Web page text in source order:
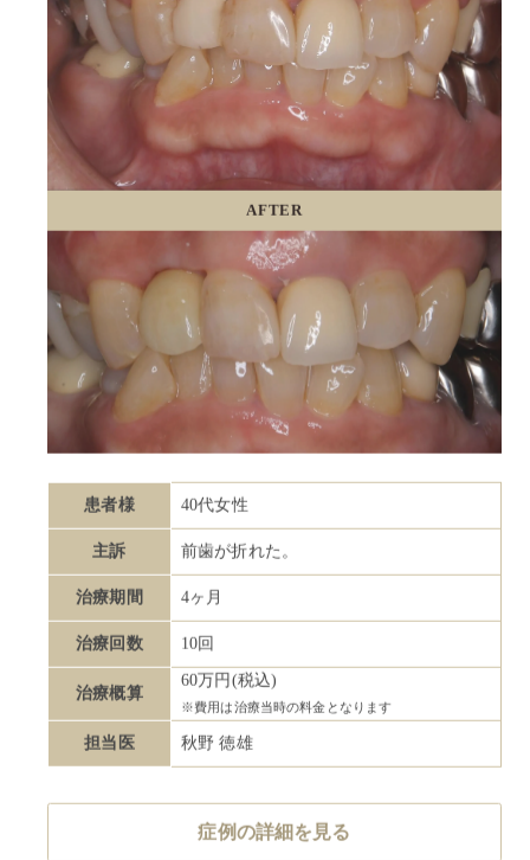
患者様 40代女性
主訴 前歯が折れた。
治療期間 4ヶ月
治療回数 10回
治療概算
60万円(税込)
担当医 秋野 徳雄
症例の詳細を見る